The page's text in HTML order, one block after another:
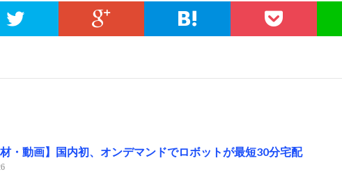
材・動画】国内初、オンデマンドでロボットが最短30分宅配